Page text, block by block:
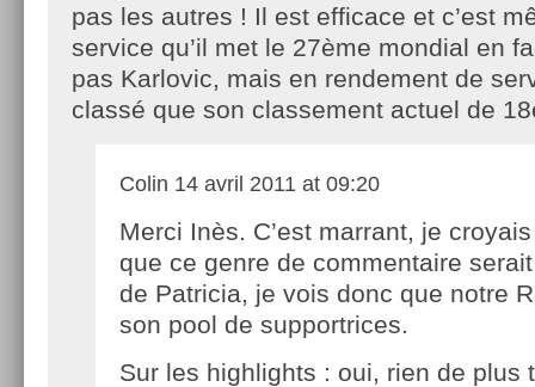
pas les autres ! Il est efficace et c’est
service qu’il met le 27ème mondial en
pas Karlovic, mais en rendement de
classé que son classement actuel de
Colin 14 avril 2011 at 09:20
Merci Inès. C’est marrant, je
que ce genre de commentaire serait
de Patricia, je vois donc que notre
son pool de supportrices.
Sur les highlights : oui, rien de plus